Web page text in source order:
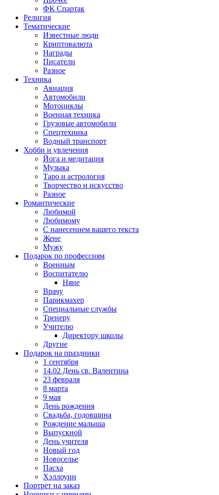
ФК Спартак
Религия
Тематические
Известные люди
Криптовалюта
Награды
Писатели
Разное
Техника
Авиация
Автомобили
Мотоциклы
Военная техника
Грузовые автомобили
Спецтехника
Водный транспорт
Хобби и увлечения
Йога и медитация
Музыка
Таро и астрология
Творчество и искусство
Разное
Романтические
Любимой
Любимому
С нанесением вашего текста
Жене
Мужу
Подарок по профессиям
Военным
Воспитателю
Няне
Врачу
Парикмахер
Специальные службы
Тренеру
Учителю
Директору школы
Другие
Подарок на праздники
1 сентября
14.02 День св. Валентина
23 февраля
8 марта
9 мая
День рождения
Свадьба, годовщина
Рождение малыша
Выпускной
День учителя
Новый год
Новоселье
Пасха
Хэллоуин
Портрет на заказ